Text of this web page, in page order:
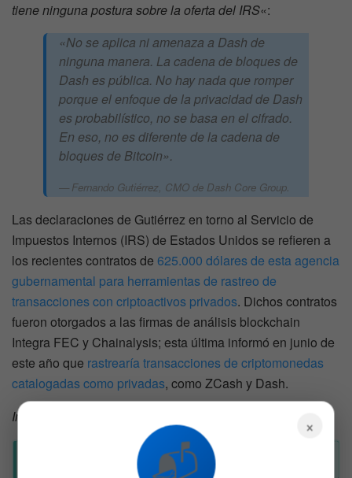
tiene ninguna postura sobre la oferta del IRS«:
«No se aplica ni amenaza a Dash de
ninguna manera. La cadena de bloques de
Dash es pública. No hay nada que romper
porque el enfoque de la privacidad de Dash
es probabilístico, no se basa en el cifrado.
En eso, no es diferente de la cadena de
bloques de Bitcoin».
Fernando Gutiérrez, CMO de Dash Core Group.
Las declaraciones de Gutiérrez en torno al Servicio de
Impuestos Internos (IRS) de Estados Unidos se refieren a
los recientes contratos de 625.000 dólares de esta agencia
gubernamental para herramientas de rastreo de
transacciones con criptoactivos privados. Dichos contratos
fueron otorgados a las firmas de análisis blockchain
Integra FEC y Chainalysis; esta última informó en junio de
este año que rastrearía transacciones de criptomonedas
catalogadas como privadas, como ZCash y Dash.
Imagen destacada por
×
📬